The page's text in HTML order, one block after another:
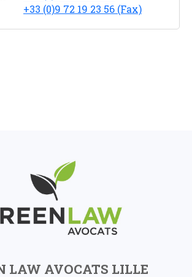
+33 (0)9 72 19 23 56 (Fax)
LAW AVOCATS LILLE